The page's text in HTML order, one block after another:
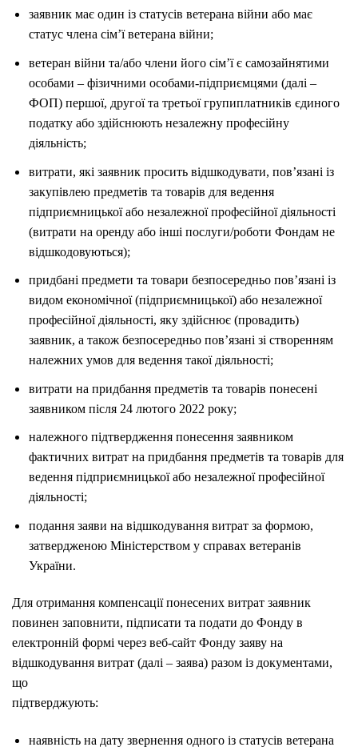
заявник має один із статусів ветерана війни або має
статус члена сім’ї ветерана війни;
ветеран війни та/або члени його сім’ї є самозайнятими
особами – фізичними особами-підприємцями (далі –
ФОП) першої, другої та третьої групиплатників єдиного
податку або здійснюють незалежну професійну
діяльність;
витрати, які заявник просить відшкодувати, пов’язані із
закупівлею предметів та товарів для ведення
підприємницької або незалежної професійної діяльності
(витрати на оренду або інші послуги/роботи Фондам не
відшкодовуються);
придбані предмети та товари безпосередньо пов’язані із
видом економічної (підприємницької) або незалежної
професійної діяльності, яку здійснює (провадить)
заявник, а також безпосередньо пов’язані зі створенням
належних умов для ведення такої діяльності;
витрати на придбання предметів та товарів понесені
заявником після 24 лютого 2022 року;
належного підтвердження понесення заявником
фактичних витрат на придбання предметів та товарів для
ведення підприємницької або незалежної професійної
діяльності;
подання заяви на відшкодування витрат за формою,
затвердженою Міністерством у справах ветеранів
України.
Для отримання компенсації понесених витрат заявник
повинен заповнити, підписати та подати до Фонду в
електронній формі через веб-сайт Фонду заяву на
відшкодування витрат (далі – заява) разом із документами,
що
підтверджують:
наявність на дату звернення одного із статусів ветерана